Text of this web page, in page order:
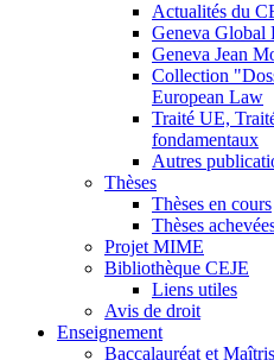
Actualités du
Geneva Global
Geneva Jean
Collection
European Law
Traité UE,
fondamentaux
Autres
Thèses
Thèses en cours
Thèses
Projet MIME
Bibliothèque CEJE
Liens utiles
Avis de droit
Enseignement
Baccalauréat et